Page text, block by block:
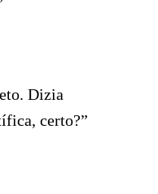
Dizia
certo?”